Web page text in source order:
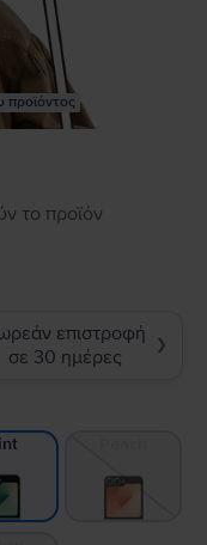
προϊόντος
το προϊόν
επιστροφή
σε 30 ημέρες
❯